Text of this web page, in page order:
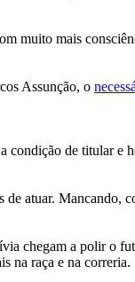
muito mais
Assunção, o
condição de titular e
de atuar. Mancando,
chegam a polir o
na raça e na correria.